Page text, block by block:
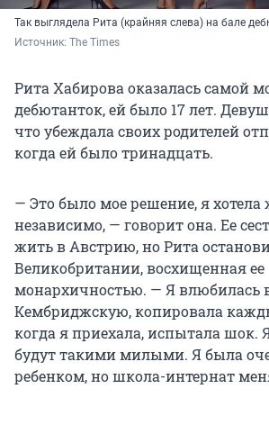
Так выглядела Рита (крайняя слева) на бале
Источник: The Times
Рита Хабирова оказалась самой
дебютанток, ей было 17 лет.
что убеждала своих родителей
когда ей было тринадцать.
— Это было мое решение, я хотела
независимо, — говорит она. Ее
жить в Австрию, но Рита
Великобритании, восхищенная ее
монархичностью. — Я влюбилась
Кембриджскую, копировала
когда я приехала, испытала шок.
будут такими милыми. Я была
ребенком, но школа-интернат